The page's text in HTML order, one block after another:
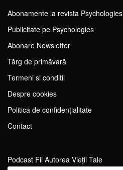
Abonamente la revista Psychologies
Publicitate pe Psychologies
Abonare Newsletter
Tărg de primăvară
Termeni si conditii
Despre cookies
Politica de confidențialitate
Contact
Podcast Fii Autorea Vieții Tale